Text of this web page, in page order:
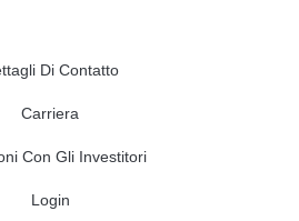
Di Contatto
Carriera
Con Gli Investitori
Login